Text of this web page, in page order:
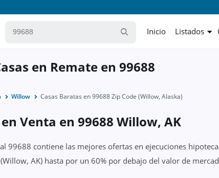
Inicio Listados
en Remate en 99688
Willow Casas Baratas en 99688 Zip Code (Willow, Alaska)
Venta en 99688 Willow, AK
99688 contiene las mejores ofertas en ejecuciones
AK) hasta por un 60% por debajo del valor de